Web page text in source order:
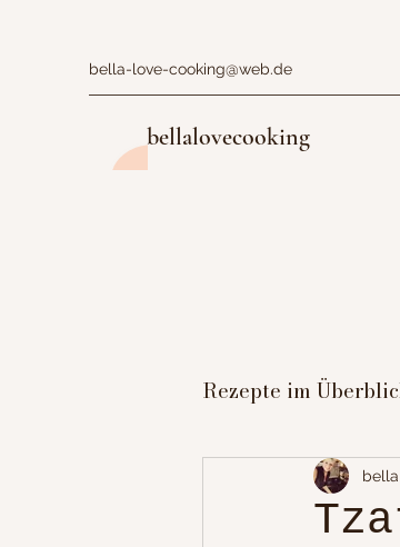
bella-love-cooking@web.de
bellalovecooking
Rezepte im
Figurbewusst